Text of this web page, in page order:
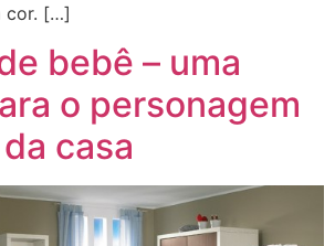
cor. […]
bebê – uma
o personagem
casa